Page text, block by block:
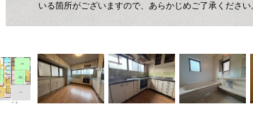
いる箇所がございますので、あらかじめご了承ください